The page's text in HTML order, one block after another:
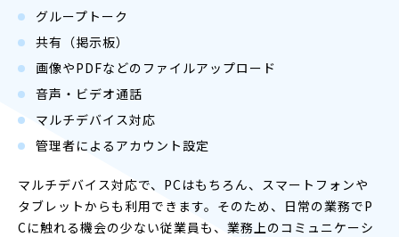
グループトーク
共有（掲示板）
画像やPDFなどのファイルアップロード
音声・ビデオ通話
マルチデバイス対応
管理者によるアカウント設定
マルチデバイス対応で、PCはもちろん、スマートフォンや
タブレットからも利用できます。そのため、日常の業務でP
Cに触れる機会の少ない従業員も、業務上のコミュニケーシ